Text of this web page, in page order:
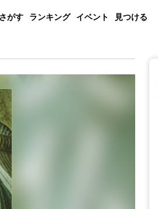
がす ランキング イベント 見つける